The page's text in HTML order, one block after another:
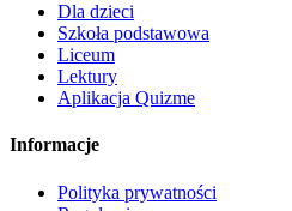
Dla dzieci
Szkoła podstawowa
Liceum
Lektury
Aplikacja Quizme
Informacje
Polityka prywatności